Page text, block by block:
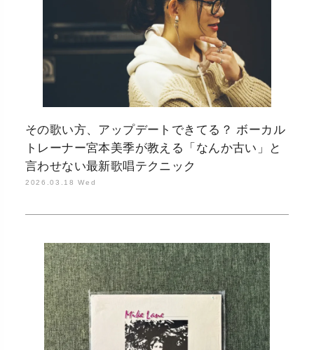
その歌い方、アップデートできてる？ ボーカル
トレーナー宮本美季が教える「なんか古い」と
言わせない最新歌唱テクニック
2026.03.18 Wed